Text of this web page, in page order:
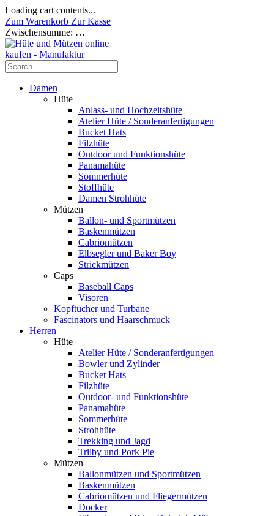
Loading cart contents...
Zum Warenkorb Zur Kasse
Zwischensumme: …
Damen
Hüte
Anlass- und Hochzeitshüte
Atelier Hüte / Sonderanfertigungen
Bucket Hats
Filzhüte
Outdoor und Funktionshüte
Panamahüte
Sommerhüte
Stoffhüte
Damen Strohhüte
Mützen
Ballon- und Sportmützen
Baskenmützen
Cabriomützen
Elbsegler und Baker Boy
Strickmützen
Caps
Baseball Caps
Visoren
Kopftücher und Turbane
Fascinators und Haarschmuck
Herren
Hüte
Atelier Hüte / Sonderanfertigungen
Bowler und Zylinder
Bucket Hats
Filzhüte
Outdoor- und Funktionshüte
Panamahüte
Sommerhüte
Strohhüte
Trekking und Jagd
Trilby und Pork Pie
Mützen
Ballonmützen und Sportmützen
Baskenmützen
Cabriomützen und Fliegermützen
Docker